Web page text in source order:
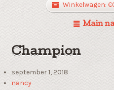
Winkelwagen: €
Main
Champion
september 1, 2018
nancy